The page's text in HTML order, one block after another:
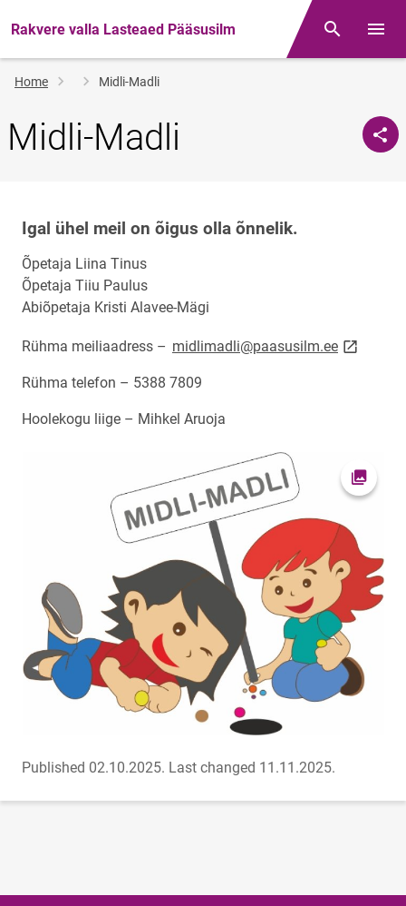
Rakvere valla Lasteaed Pääsusilm Otsing
Breadcrumb
Home Midli-Madli
Midli-Madli
Igal ühel meil on õigus olla õnnelik.
Õpetaja Liina Tinus
Õpetaja Tiiu Paulus
Abiõpetaja Kristi Alavee-Mägi
Rühma meiliaadress – midlimadli@paasusilm.eelink opens
Rühma telefon – 5388 7809
Hoolekogu liige – Mihkel Aruoja
Open
Published 02.10.2025. Last changed 11.11.2025.